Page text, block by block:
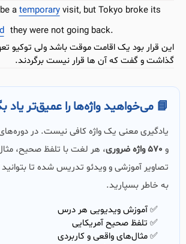
atemporaryvisit, but Tokyo broke its
they were not going back.
این قرار بود یک اقامت موقت باشد ولی توکیو
گذاشت و گفت که آن ها قرار نیست برگردند.
📘 می‌خواهید واژه‌ها را عمیق‌تر یاد
یادگیری معنی یک واژه کافی نیست. در
و 570 واژه ضروری
، هر لغت با تلفظ صحیح،
تصاویر آموزشی و ویدئو تدریس شده تا
به خاطر بسپارید.
✅ آموزش ویدیویی هر درس
✅ تلفظ صحیح آمریکایی
✅ مثال‌های واقعی و کاربردی